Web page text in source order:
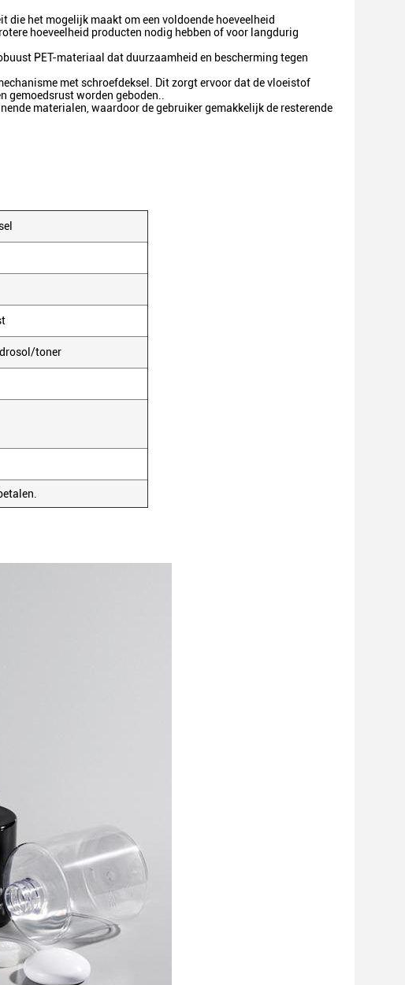
die het mogelijk maakt om een voldoende hoeveelheid
hoeveelheid producten nodig hebben of voor langdurig
PET-materiaal dat duurzaamheid en bescherming tegen
met schroefdeksel. Dit zorgt ervoor dat de vloeistof
gemoedsrust worden geboden..
materialen, waardoor de gebruiker gemakkelijk de resterende
toner